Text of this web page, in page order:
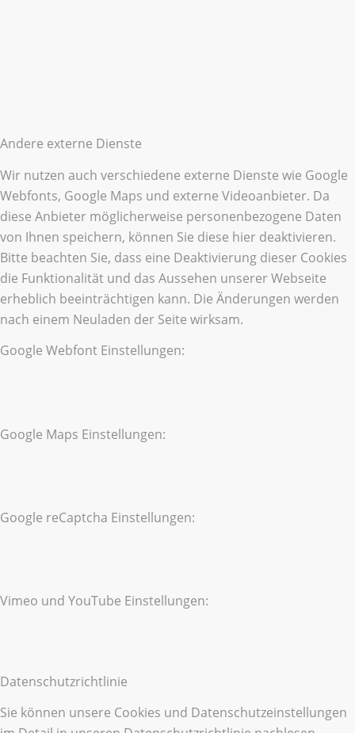
Andere externe Dienste
Wir nutzen auch verschiedene externe Dienste wie Google
Webfonts, Google Maps und externe Videoanbieter. Da
diese Anbieter möglicherweise personenbezogene Daten
von Ihnen speichern, können Sie diese hier deaktivieren.
Bitte beachten Sie, dass eine Deaktivierung dieser Cookies
die Funktionalität und das Aussehen unserer Webseite
erheblich beeinträchtigen kann. Die Änderungen werden
nach einem Neuladen der Seite wirksam.
Google Webfont Einstellungen:
Google Maps Einstellungen:
Google reCaptcha Einstellungen:
Vimeo und YouTube Einstellungen:
Datenschutzrichtlinie
Sie können unsere Cookies und Datenschutzeinstellungen